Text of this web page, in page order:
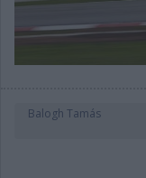
Balogh Tamás